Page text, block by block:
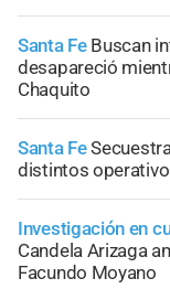
Santa Fe Buscan
desapareció
Chaquito
Santa Fe
distintos
Investigación en
Candela Arizaga
Facundo Moyano